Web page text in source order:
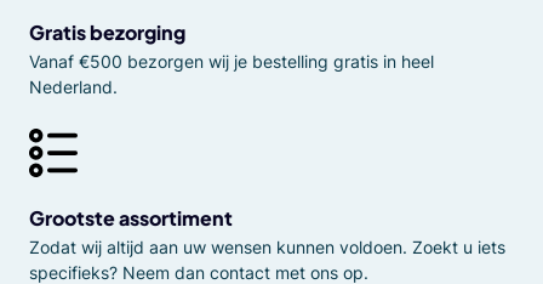
Gratis bezorging
Vanaf €500 bezorgen wij je bestelling gratis in heel
Nederland.
Grootste assortiment
Zodat wij altijd aan uw wensen kunnen voldoen. Zoekt u iets
specifieks? Neem dan contact met ons op.